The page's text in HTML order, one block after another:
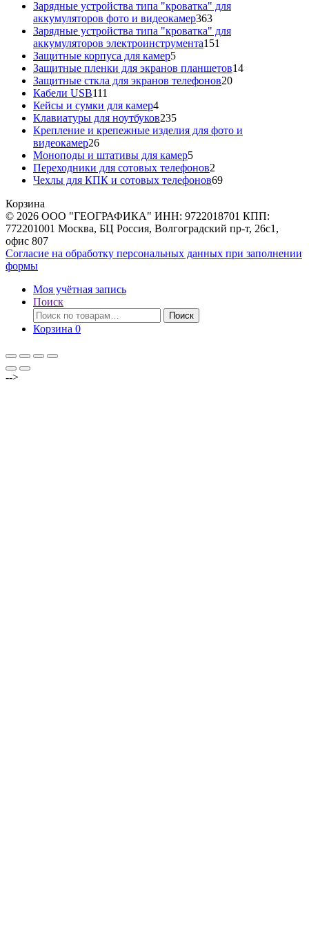
Зарядные устройства типа "кроватка" для
аккумуляторов фото и видеокамер363363
товара
Зарядные устройства типа "кроватка" для
аккумуляторов электроинструмента151
Защитные корпуса для камер55
товаров
Защитные пленки для экранов планшетов1414
Защитные сткла для экранов телефонов2020
Кабели USB111
товаров
Кейсы и сумки для камер44
товара
Клавиатуры для ноутбуков235235
товаров
Крепление и крепежные изделия для фото и
видеокамер2626
товаров
Моноподы и штативы для камер55
товаров
Переходники для сотовых телефонов2
товара
Чехлы для КПК и сотовых телефонов6969
Корзина
© 2026 ООО "ГЕОГРАФИКА" ИНН: 9722018701 КПП:
772201001 Москва, БЦ Россия, Волгоградский пр-т, 26с1,
офис 807
Согласие на обработку персональных данных при заполнении
формы
Моя учётная запись
Поиск
Искать:
Поиск
Корзина 0
-->